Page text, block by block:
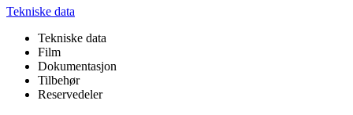
Tekniske data
Tekniske data
Film
Dokumentasjon
Tilbehør
Reservedeler